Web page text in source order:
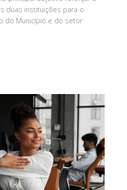
duas instituições para o
do Município e do setor